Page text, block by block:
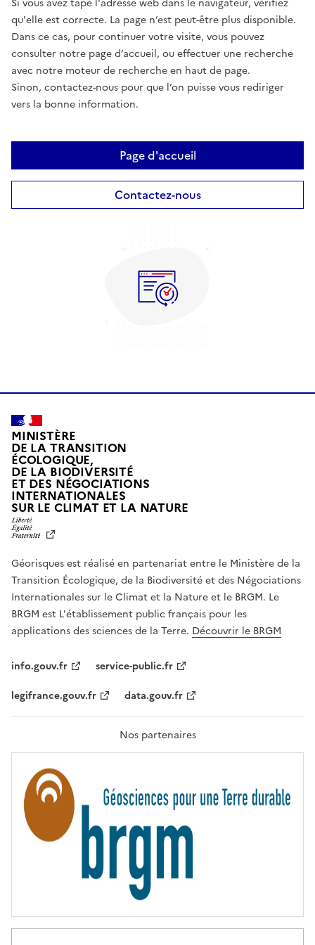
Si vous avez tapé l'adresse web dans le navigateur, vérifiez
qu'elle est correcte. La page n’est peut-être plus disponible.
Dans ce cas, pour continuer votre visite, vous pouvez
consulter notre page d’accueil, ou effectuer une recherche
avec notre moteur de recherche en haut de page.
Sinon, contactez-nous pour que l’on puisse vous rediriger
vers la bonne information.
Page d'accueil
Contactez-nous
MINISTÈRE
DE LA TRANSITION
ÉCOLOGIQUE,
DE LA BIODIVERSITÉ
ET DES NÉGOCIATIONS
INTERNATIONALES
SUR LE CLIMAT ET LA NATUREL
T
É
,
É
G
A
L
F
A
T
R
T
É
Géorisques est réalisé en partenariat entre le Ministère de la
Transition Écologique, de la Biodiversité et des Négociations
Internationales sur le Climat et la Nature et le BRGM. Le
BRGM est L'établissement public français pour les
applications des sciences de la Terre. Découvrir le BRGM
info.gouv.fr
service-public.fr
legifrance.gouv.fr
data.gouv.fr
Nos partenaires